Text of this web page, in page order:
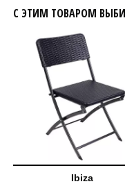
С ЭТИМ ТОВАРОМ
Ibiza